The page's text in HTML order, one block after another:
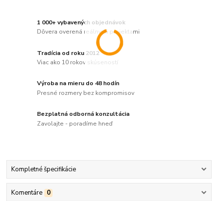
1 000+ vybavených objednávok
Dôvera overená reálnymi projektami
Tradícia od roku 2012
Viac ako 10 rokov skúseností
Výroba na mieru do 48 hodín
Presné rozmery bez kompromisov
Bezplatná odborná konzultácia
Zavolajte - poradíme hneď
Kompletné špecifikácie
Komentáre 0